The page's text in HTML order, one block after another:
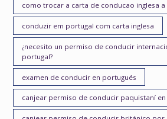
como trocar a carta de conducao inglesa
conduzir em portugal com carta inglesa
¿necesito un permiso de conducir
portugal?
examen de conducir en portugués
canjear permiso de conducir paquistaní